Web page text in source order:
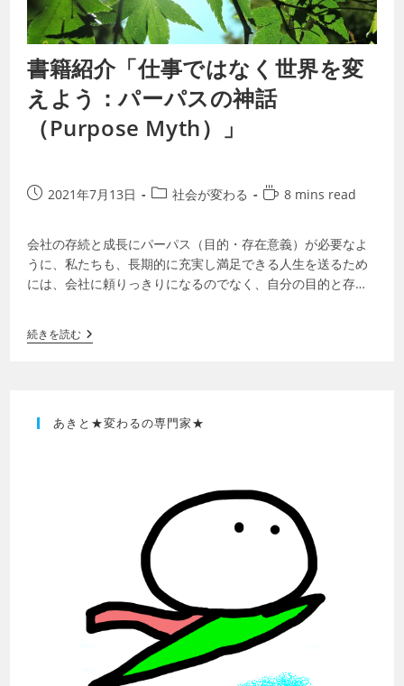
書籍紹介「仕事ではなく世界を変
えよう：パーパスの神話
（Purpose Myth）」
2021年7月13日 社会が変わる 8 mins read
会社の存続と成長にパーパス（目的・存在意義）が必要なよ
うに、私たちも、長期的に充実し満足できる人生を送るため
には、会社に頼りっきりになるのでなく、自分の目的と存在
続きを読む
あきと★変わるの専門家★